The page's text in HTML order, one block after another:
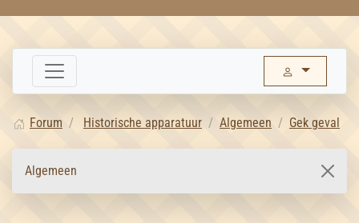
Forum Historische apparatuur Algemeen Gek geval
Algemeen